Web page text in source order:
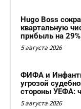
Hugo Boss
квартальную
прибыль на 29%
5 августа 2026
ФИФА и
угрозой
стороны УЕФА:
5 августа 2026